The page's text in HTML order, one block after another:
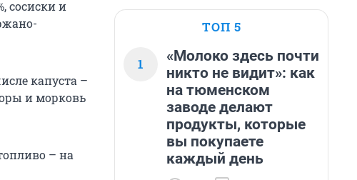
сосиски и
капуста –
и морковь
– на
ТОП 5
1
«Молоко здесь почти
никто не видит»: как
на тюменском
заводе делают
продукты, которые
вы покупаете
каждый день